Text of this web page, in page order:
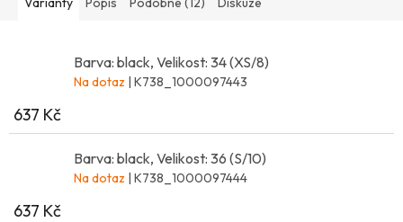
Barva: black, Velikost: 34 (XS/8)
Na dotaz | K738_1000097443
637 Kč
Barva: black, Velikost: 36 (S/10)
Na dotaz | K738_1000097444
637 Kč